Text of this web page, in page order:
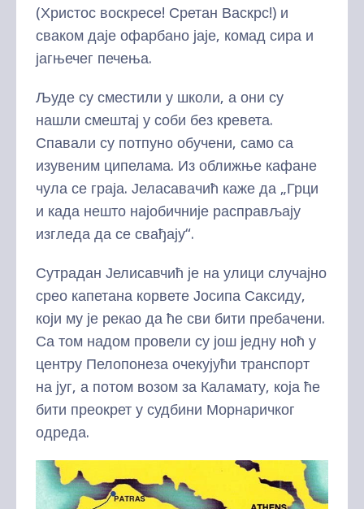
(Христос воскресе! Сретан Васкрс!) и
сваком даје офарбано јаје, комад сира и
јагњечег печења.
Људе су сместили у школи, а они су
нашли смештај у соби без кревета.
Спавали су потпуно обучени, само са
изувеним ципелама. Из оближње кафане
чула се граја. Јеласавачић каже да „Грци
и када нешто најобичније расправљају
изгледа да се свађају“.
Сутрадан Јелисавчић је на улици случајно
срео капетана корвете Јосипа Саксиду,
који му је рекао да ће сви бити пребачени.
Са том надом провели су још једну ноћ у
центру Пелопонеза очекујући транспорт
на југ, а потом возом за Каламату, која ће
бити преокрет у судбини Морнаричког
одреда.